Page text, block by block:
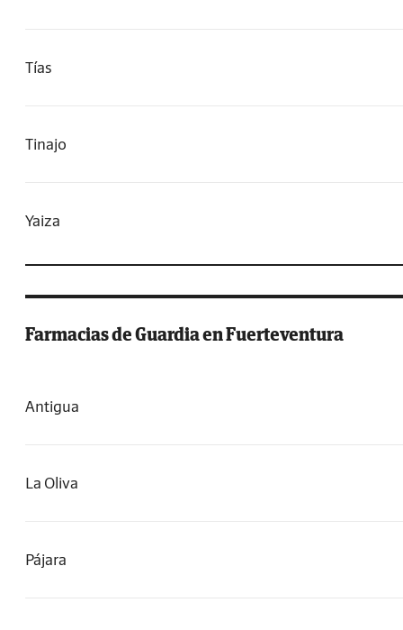
Tías
Tinajo
Yaiza
Farmacias de Guardia en Fuerteventura
Antigua
La Oliva
Pájara